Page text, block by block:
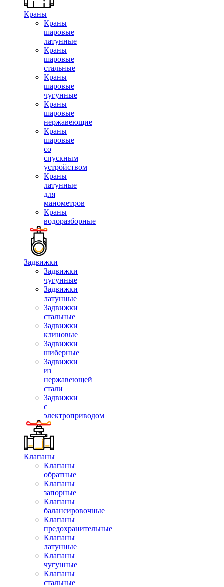
Краны
Краны
шаровые
латунные
Краны
шаровые
стальные
Краны
шаровые
чугунные
Краны
шаровые
нержавеющие
Краны
шаровые
со
спускным
устройством
Краны
латунные
для
манометров
Краны
водоразборные
Задвижки
Задвижки
чугунные
Задвижки
латунные
Задвижки
стальные
Задвижки
клиновые
Задвижки
шиберные
Задвижки
из
нержавеющей
стали
Задвижки
с
электроприводом
Клапаны
Клапаны
обратные
Клапаны
запорные
Клапаны
балансировочные
Клапаны
предохранительные
Клапаны
латунные
Клапаны
чугунные
Клапаны
стальные